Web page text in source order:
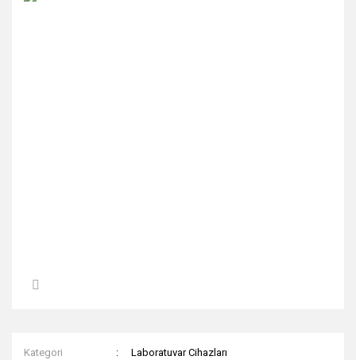
Kategori
Laboratuvar Cihazları